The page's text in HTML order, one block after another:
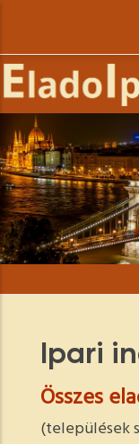
tartalomra
Ipari
Összes
(települések